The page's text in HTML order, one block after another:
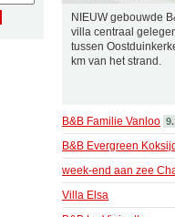
NIEUW gebouwde
villa centraal
tussen
km van het strand.
B&B Familie Vanloo
B&B Evergreen
week-end aan zee
Villa Elsa